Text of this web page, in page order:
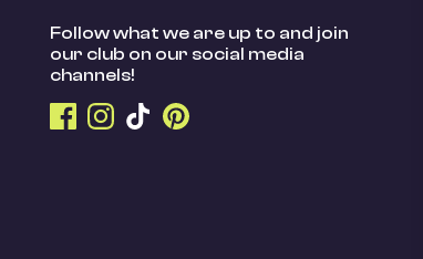
Follow what we are up to and join
our club on our social media
channels!